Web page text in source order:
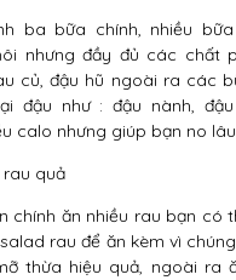
ba bữa chính, nhiều
nhưng đầy đủ các chất
củ, đậu hũ ngoài ra các
đậu như : đậu nành, đậu
calo nhưng giúp bạn no
quả
chính ăn nhiều rau bạn có
rau để ăn kèm vì
thừa hiệu quả, ngoài ra